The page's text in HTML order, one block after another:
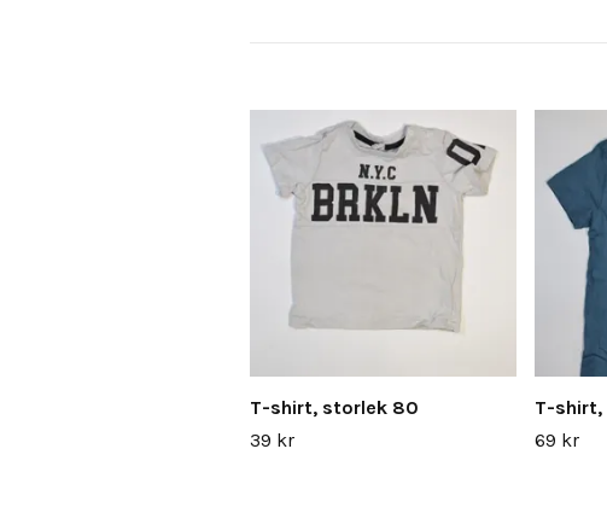
T-shirt, storlek 80
39 kr
T-shirt,
69 kr